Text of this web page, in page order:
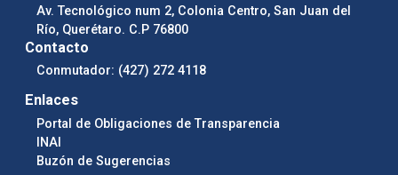
Av. Tecnológico num 2, Colonia Centro, San Juan del
Río, Querétaro. C.P 76800
Contacto
Conmutador: (427) 272 4118
Enlaces
Portal de Obligaciones de Transparencia
INAI
Buzón de Sugerencias